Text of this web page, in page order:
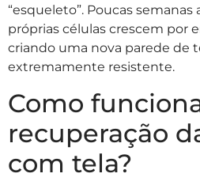
“esqueleto”. Poucas semanas
próprias células crescem por
criando uma nova parede de
extremamente resistente.
Como
recuperação
com tela?